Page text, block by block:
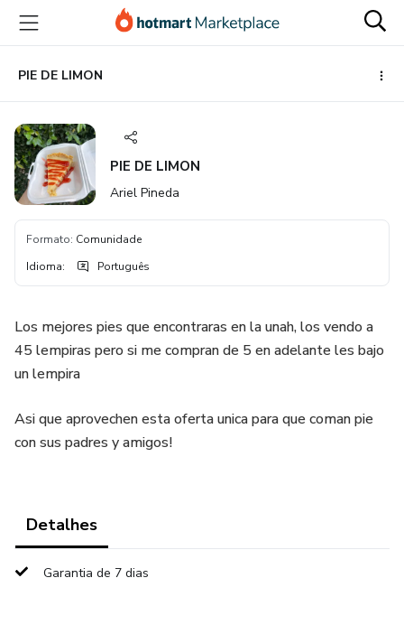
para
conteúdo
principal
para
pagamento
para
rodapé
PIE DE LIMON
PIE DE LIMON
Ariel Pineda
Formato: Comunidade
Idioma: Português
Los mejores pies que encontraras en la unah, los vendo a
45 lempiras pero si me compran de 5 en adelante les bajo
un lempira
Asi que aprovechen esta oferta unica para que coman pie
con sus padres y amigos!
Detalhes
Garantia de 7 dias